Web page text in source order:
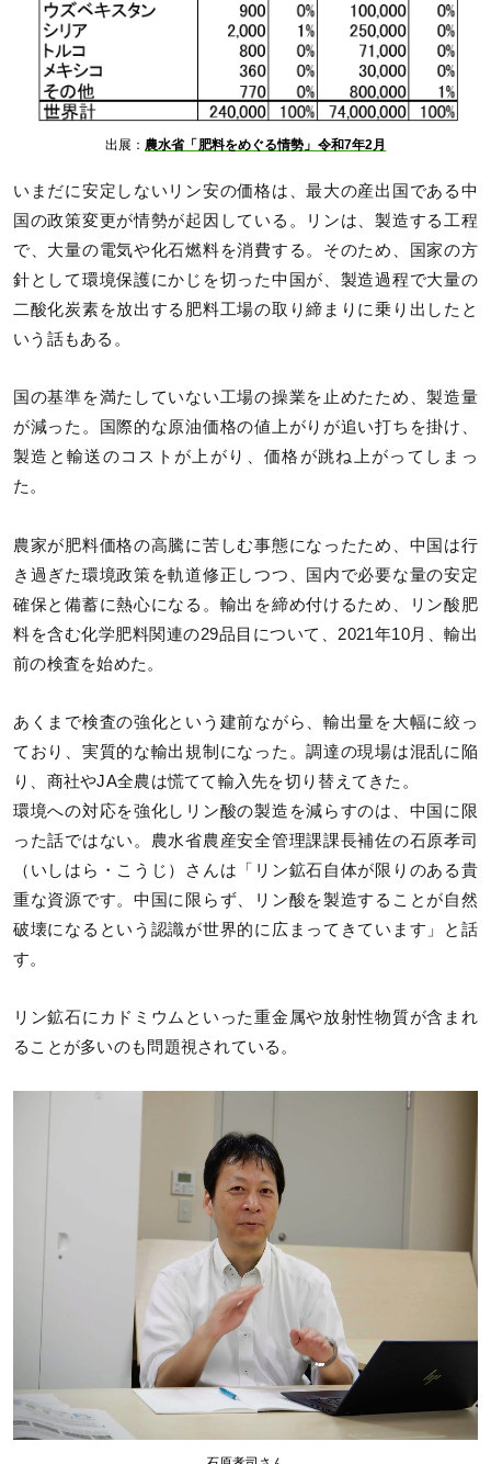
出展：農水省「肥料をめぐる情勢」令和7年2月
いまだに安定しないリン安の価格は、最大の産出国である中
国の政策変更が情勢が起因している。リンは、製造する工程
で、大量の電気や化石燃料を消費する。そのため、国家の方
針として環境保護にかじを切った中国が、製造過程で大量の
二酸化炭素を放出する肥料工場の取り締まりに乗り出したと
いう話もある。
国の基準を満たしていない工場の操業を止めたため、製造量
が減った。国際的な原油価格の値上がりが追い打ちを掛け、
製造と輸送のコストが上がり、価格が跳ね上がってしまっ
た。
農家が肥料価格の高騰に苦しむ事態になったため、中国は行
き過ぎた環境政策を軌道修正しつつ、国内で必要な量の安定
確保と備蓄に熱心になる。輸出を締め付けるため、リン酸肥
料を含む化学肥料関連の29品目について、2021年10月、輸出
前の検査を始めた。
あくまで検査の強化という建前ながら、輸出量を大幅に絞っ
ており、実質的な輸出規制になった。調達の現場は混乱に陥
り、商社やJA全農は慌てて輸入先を切り替えてきた。
環境への対応を強化しリン酸の製造を減らすのは、中国に限
った話ではない。農水省農産安全管理課課長補佐の石原孝司
（いしはら・こうじ）さんは「リン鉱石自体が限りのある貴
重な資源です。中国に限らず、リン酸を製造することが自然
破壊になるという認識が世界的に広まってきています」と話
す。
リン鉱石にカドミウムといった重金属や放射性物質が含まれ
ることが多いのも問題視されている。